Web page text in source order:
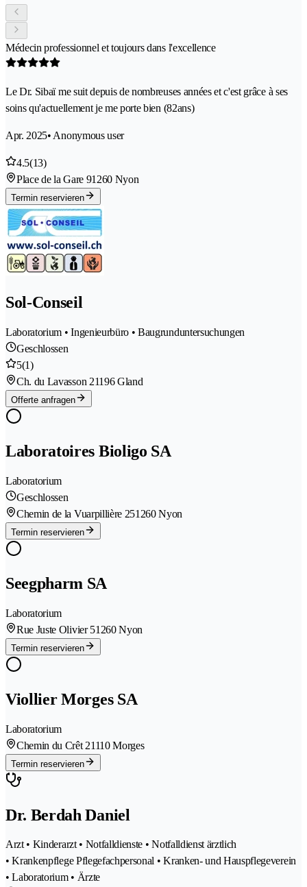
Médecin professionnel et toujours dans l'excellence
Le Dr. Sibaï me suit depuis de nombreuses années et c'est grâce à ses
soins qu'actuellement je me porte bien (82ans)
Apr. 2025• Anonymous user
4.5(13)
Place de la Gare 91260 Nyon
Termin reservieren
Sol-Conseil
Laboratorium • Ingenieurbüro • Baugrunduntersuchungen
Geschlossen
5(1)
Ch. du Lavasson 21196 Gland
Offerte anfragen
Laboratoires Bioligo SA
Laboratorium
Geschlossen
Chemin de la Vuarpillière 251260 Nyon
Termin reservieren
Seegpharm SA
Laboratorium
Rue Juste Olivier 51260 Nyon
Termin reservieren
Viollier Morges SA
Laboratorium
Chemin du Crêt 21110 Morges
Termin reservieren
Dr. Berdah Daniel
Arzt • Kinderarzt • Notfalldienste • Notfalldienst ärztlich
• Krankenpflege Pflegefachpersonal • Kranken- und Hauspflegeverein
• Laboratorium • Ärzte